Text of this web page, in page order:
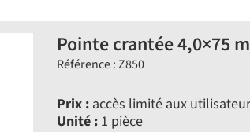
Pointe crantée 4,0×75
Référence : Z850
Prix :accès limité aux
Unité :1 pièce